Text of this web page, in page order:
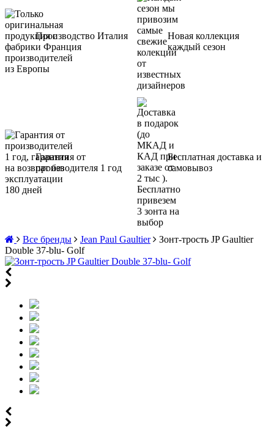
Производство Италия
и Франция
Новая коллекция
каждый сезон
Гарантия от
производителя 1 год
Бесплатная доставка и
самовывоз
Все бренды Jean Paul Gaultier
Зонт-трость JP Gaultier
Double 37-blu- Golf